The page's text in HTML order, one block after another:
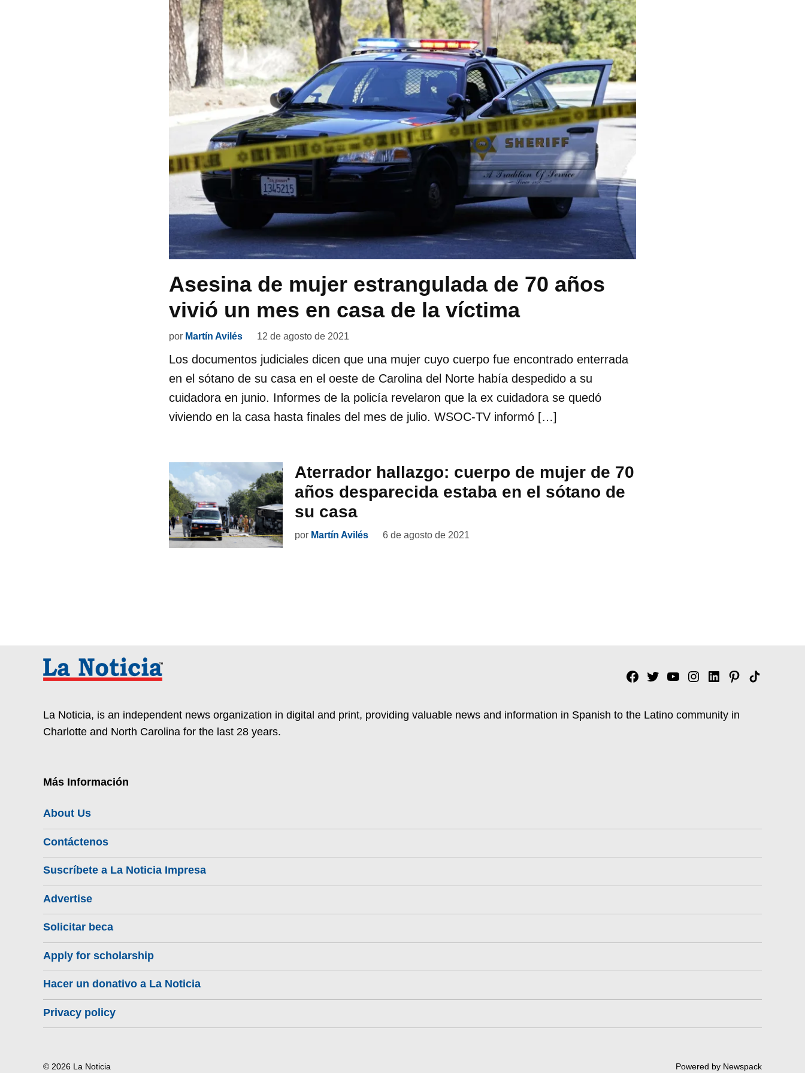
Asesina de mujer estrangulada de 70 años
vivió un mes en casa de la víctima
por Martín Avilés 12 de agosto de 2021
Los documentos judiciales dicen que una mujer cuyo cuerpo fue encontrado enterrada
en el sótano de su casa en el oeste de Carolina del Norte había despedido a su
cuidadora en junio. Informes de la policía revelaron que la ex cuidadora se quedó
viviendo en la casa hasta finales del mes de julio. WSOC-TV informó […]
Aterrador hallazgo: cuerpo de mujer de 70
años desparecida estaba en el sótano de
su casa
por Martín Avilés 6 de agosto de 2021
Facebook
TwitterYouTubeInstagram
Linkedin
Pinterest
Tik
La Noticia, is an independent news organization in digital and print, providing valuable news and information in Spanish to the Latino community in
Charlotte and North Carolina for the last 28 years.
Más Información
About Us
Contáctenos
Suscríbete a La Noticia Impresa
Advertise
Solicitar beca
Apply for scholarship
Hacer un donativo a La Noticia
Privacy policy
© 2026 La Noticia Powered by Newspack